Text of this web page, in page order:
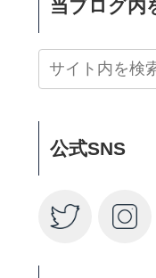
当ブログ内
公式SNS